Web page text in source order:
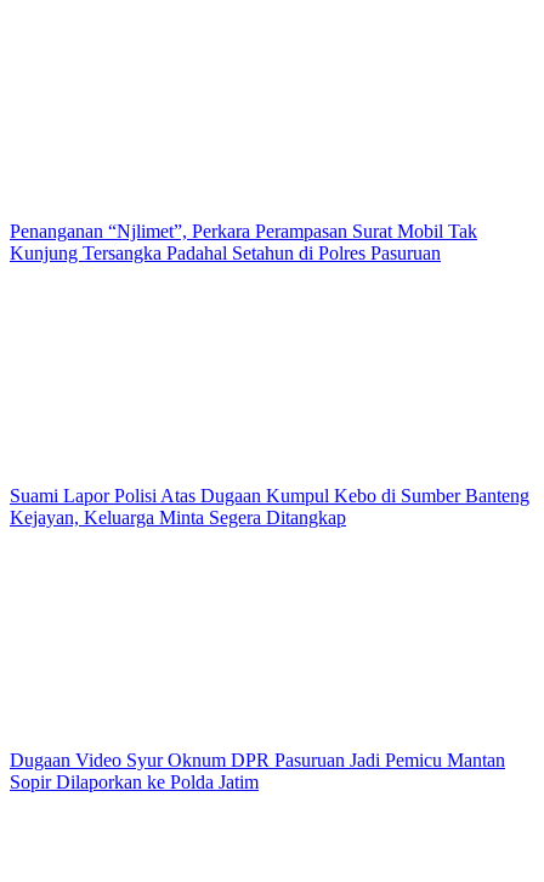
Penanganan “Njlimet”, Perkara Perampasan Surat Mobil Tak
Kunjung Tersangka Padahal Setahun di Polres Pasuruan
Suami Lapor Polisi Atas Dugaan Kumpul Kebo di Sumber Banteng
Kejayan, Keluarga Minta Segera Ditangkap
Dugaan Video Syur Oknum DPR Pasuruan Jadi Pemicu Mantan
Sopir Dilaporkan ke Polda Jatim